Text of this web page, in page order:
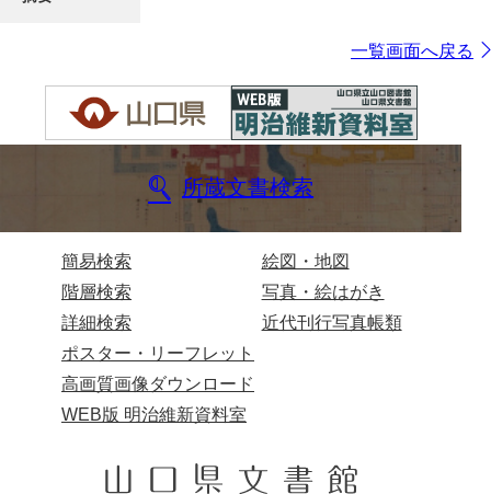
一覧画面へ戻る
所蔵文書検索
簡易検索
階層検索
詳細検索
絵図・地図
写真・絵はがき
近代刊行写真帳類
ポスター・リーフレット
高画質画像ダウンロード
WEB版 明治維新資料室